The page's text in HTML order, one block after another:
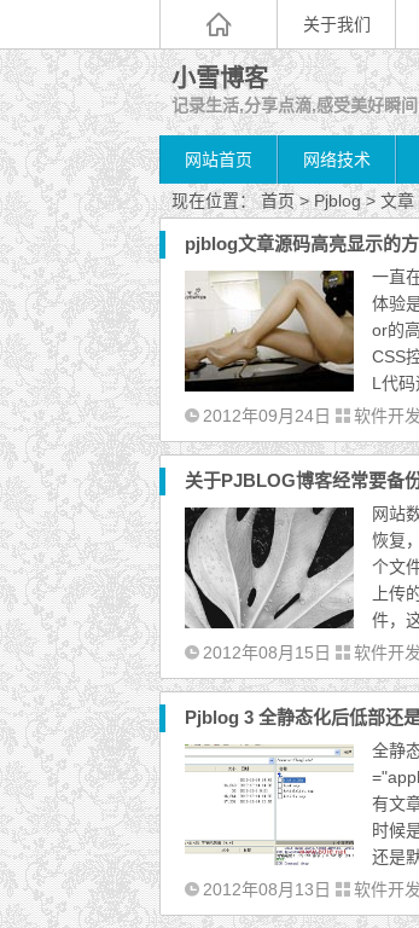
关于我们
小雪博客
记录生活,分享点滴,感受美好瞬间
网站首页 网络技术
现在位置：首页> Pjblog > 文章
pjblog文章源码高亮显示的
一直
体验
or的
CSS
L代
2012年09月24日
软件开发
关于PJBLOG博客经常要备
网站
恢复
个文
上传
件，
2012年08月15日
软件开发
Pjblog 3 全静态化后低部还
全静
有文
时候
还是
2012年08月13日
软件开发